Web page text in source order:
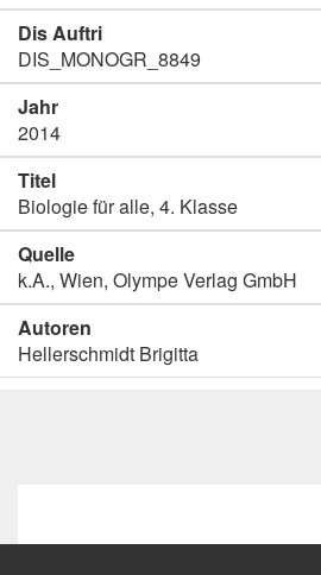
Dis Auftri
DIS_MONOGR_8849
Jahr
2014
Titel
Biologie für alle, 4. Klasse
Quelle
k.A., Wien, Olympe Verlag GmbH
Autoren
Hellerschmidt Brigitta